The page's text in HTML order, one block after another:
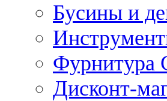
Бусины и
Фурнитура
Дисконт-